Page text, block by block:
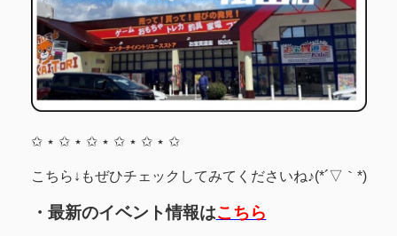
✩ ⋆ ✩ ⋆ ✩ ⋆ ✩ ⋆ ✩ ⋆ ✩
こちら↓もぜひチェックしてみてくださいね♪(*´▽｀*)
・最新のイベント情報はこちら